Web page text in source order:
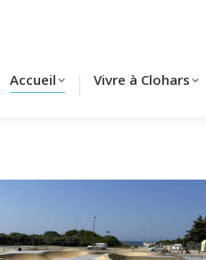
Accueil Vivre à Clohars